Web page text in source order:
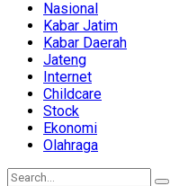
Nasional
Kabar Jatim
Kabar Daerah
Jateng
Internet
Childcare
Stock
Ekonomi
Olahraga